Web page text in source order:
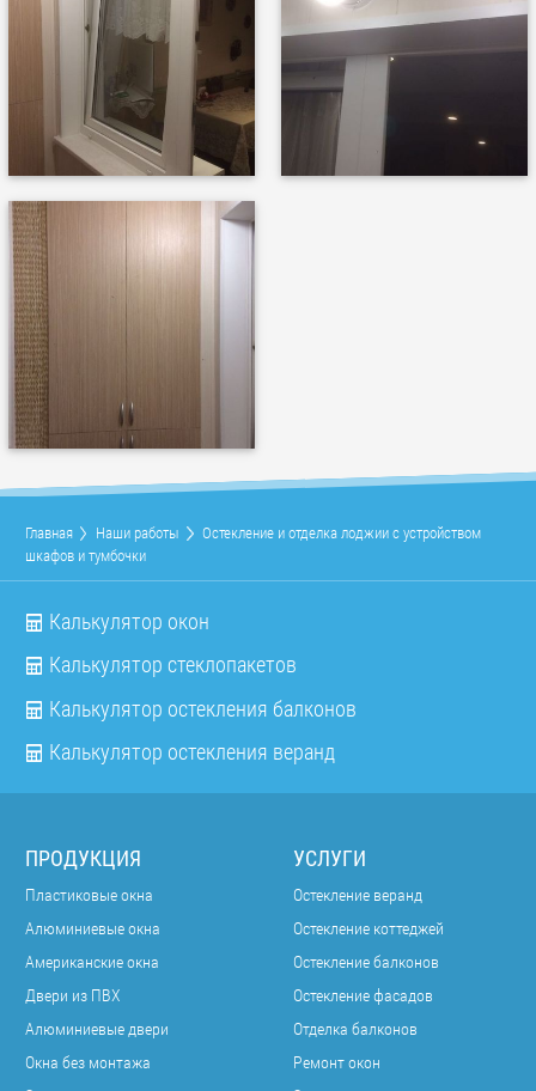
Главная Наши работы
Остекление и отделка лоджии с устройством
шкафов и тумбочки
Калькулятор окон
Калькулятор стеклопакетов
Калькулятор остекления балконов
Калькулятор остекления веранд
ПРОДУКЦИЯ
Пластиковые окна
Алюминиевые окна
Американские окна
Двери из ПВХ
Алюминиевые двери
Окна без монтажа
УСЛУГИ
Остекление веранд
Остекление коттеджей
Остекление балконов
Остекление фасадов
Отделка балконов
Ремонт окон